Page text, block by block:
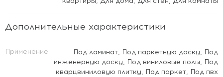
Дополнительные характеристики
Применение Под ламинат, Под паркетную доску, Под
инженерную доску, Под виниловые полы, Под
кварцвиниловую плитку, Под паркет, Под пвх